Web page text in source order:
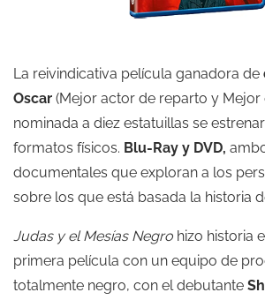
La reivindicativa película ganadora de
Oscar (Mejor actor de reparto y Mejor
nominada a diez estatuillas se
formatos físicos. Blu-Ray y DVD,
documentales que exploran a los
sobre los que está basada la historia
Judas y el Mesías Negro hizo historia
primera película con un equipo de
totalmente negro, con el debutante